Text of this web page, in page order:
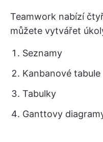
Teamwork nabízí
můžete vytvářet
Seznamy
Kanbanové tabule
Tabulky
Ganttovy